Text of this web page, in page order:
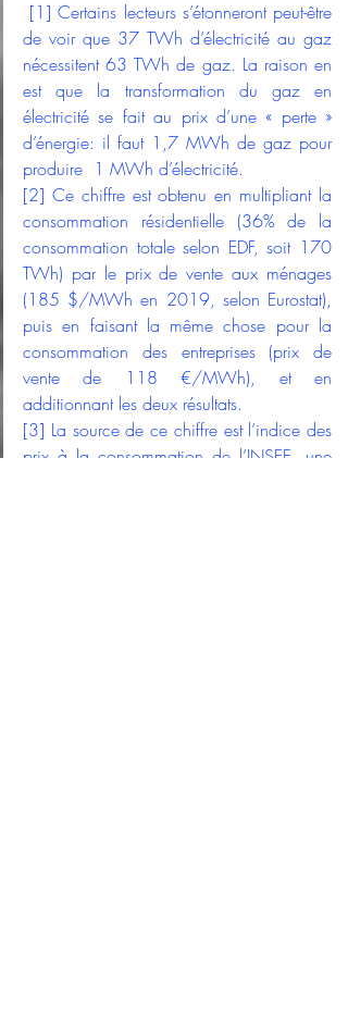
de voir que 37 TWh d’électricité au gaz
nécessitent 63 TWh de gaz. La raison en
est que la transformation du gaz en
électricité se fait au prix d’une « perte »
d’énergie: il faut 1,7 MWh de gaz pour
produire  1 MWh d’électricité.
[2] Ce chiffre est obtenu en multipliant la
consommation résidentielle (36% de la
consommation totale selon EDF, soit 170
TWh) par le prix de vente aux ménages
(185 $/MWh en 2019, selon Eurostat),
puis en faisant la même chose pour la
consommation des entreprises (prix de
vente de 118 €/MWh), et en
additionnant les deux résultats.
[3] La source de ce chiffre est l’indice des
prix à la consommation de l’INSEE, une